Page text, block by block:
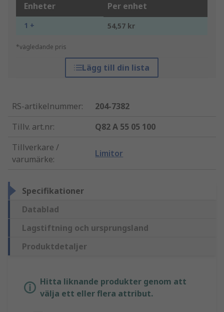
Enheter Per enhet
1 + 54,57 kr
*vägledande pris
Lägg till din lista
RS-artikelnummer:
204-7382
Tillv. art.nr:
Q82 A 55 05 100
Tillverkare /
varumärke:
Limitor
Specifikationer
Datablad
Lagstiftning och ursprungsland
Produktdetaljer
Hitta liknande produkter genom att
välja ett eller flera attribut.